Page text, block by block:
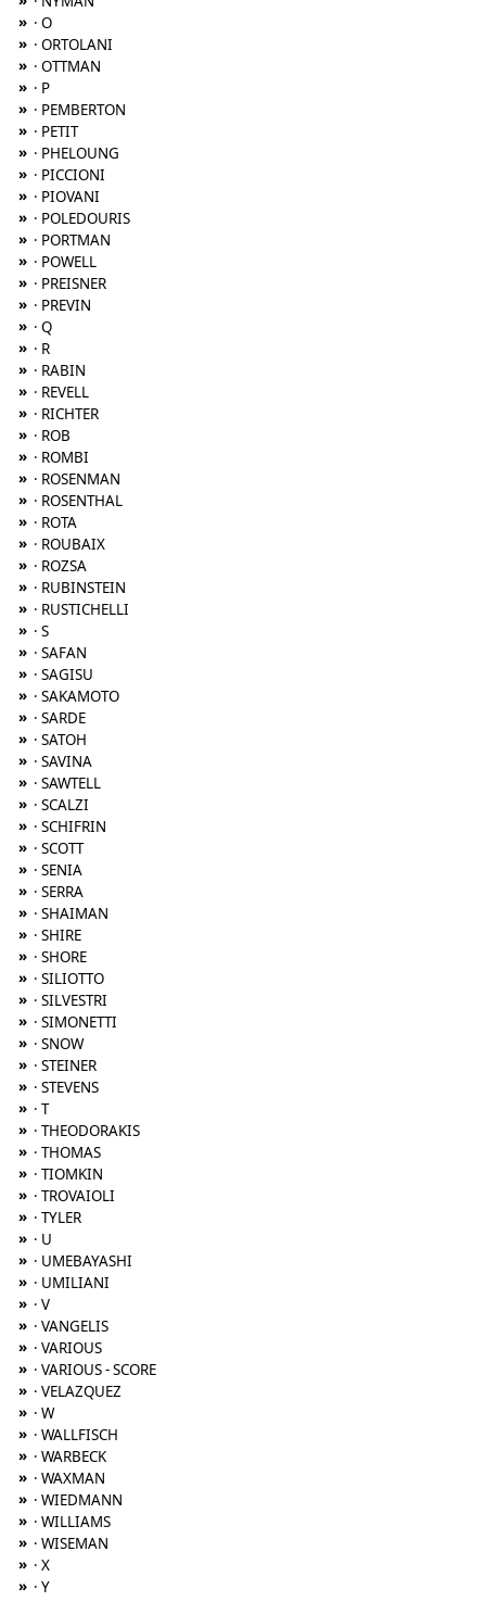
» · O
» · ORTOLANI
» · OTTMAN
» · P
» · PEMBERTON
» · PETIT
» · PHELOUNG
» · PICCIONI
» · PIOVANI
» · POLEDOURIS
» · PORTMAN
» · POWELL
» · PREISNER
» · PREVIN
» · Q
» · R
» · RABIN
» · REVELL
» · RICHTER
» · ROB
» · ROMBI
» · ROSENMAN
» · ROSENTHAL
» · ROTA
» · ROUBAIX
» · ROZSA
» · RUBINSTEIN
» · RUSTICHELLI
» · S
» · SAFAN
» · SAGISU
» · SAKAMOTO
» · SARDE
» · SATOH
» · SAVINA
» · SAWTELL
» · SCALZI
» · SCHIFRIN
» · SCOTT
» · SENIA
» · SERRA
» · SHAIMAN
» · SHIRE
» · SHORE
» · SILIOTTO
» · SILVESTRI
» · SIMONETTI
» · SNOW
» · STEINER
» · STEVENS
» · T
» · THEODORAKIS
» · THOMAS
» · TIOMKIN
» · TROVAIOLI
» · TYLER
» · U
» · UMEBAYASHI
» · UMILIANI
» · V
» · VANGELIS
» · VARIOUS
» · VARIOUS - SCORE
» · VELAZQUEZ
» · W
» · WALLFISCH
» · WARBECK
» · WAXMAN
» · WIEDMANN
» · WILLIAMS
» · WISEMAN
» · X
» · Y